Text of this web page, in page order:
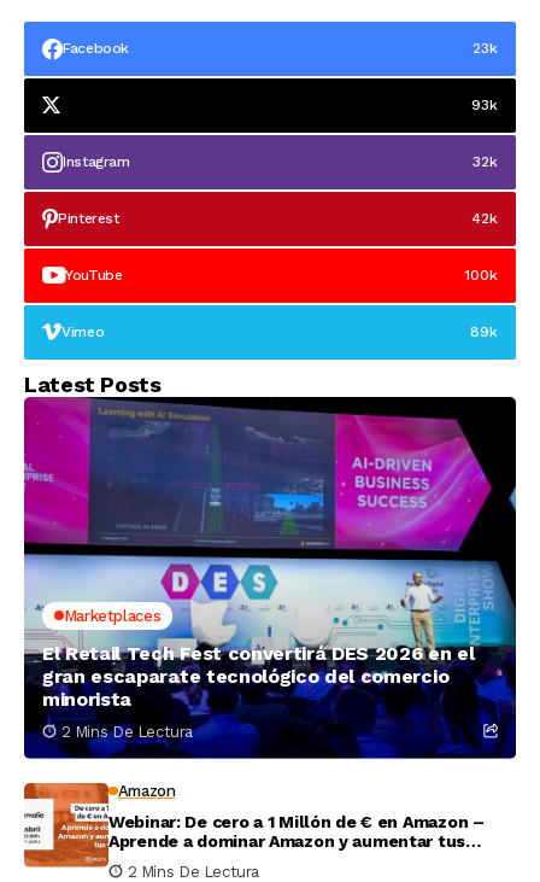
millones
innovación Amazon
Facebook 23k
93k
Instagram 32k
Pinterest 42k
YouTube 100k
Vimeo 89k
Latest Posts
Marketplaces
El Retail Tech Fest convertirá DES 2026 en el
gran escaparate tecnológico del comercio
minorista
2 Mins De Lectura
Amazon
Webinar: De cero a 1 Millón de € en Amazon –
Aprende a dominar Amazon y aumentar tus
ventas
2 Mins De Lectura